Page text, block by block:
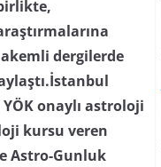
dergilerde
onaylı astroloji
kursu veren
Astro-Gunluk